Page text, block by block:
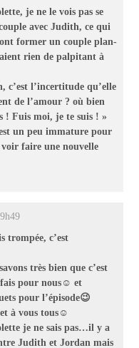
je ne le vois pas se
avec Judith, ce qui
former un couple plan-
rien de palpitant à
c’est l’incertitude qu’elle
de l’amour ? où bien
! Fuis moi, je te suis ! »
un peu immature pour
faire une nouvelle
trompée, c’est
très bien que c’est
pour nous☺️ et
pour l’épisode😉
à vous tous☺️
je ne sais pas…il y a
Judith et Jordan mais